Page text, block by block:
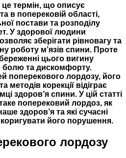
термін, що описує
в поперековій області,
постави та розподілу
У здорової людини
зберігати рівновагу та
роботу м’язів спини. Проте
цього вигину
болю та дискомфорту.
поперекового лордозу, його
методів корекції відіграє
здоров’я спини. У цій статті
поперековий лордоз, як
здоров’я та які сучасні
його порушення.
лордозу